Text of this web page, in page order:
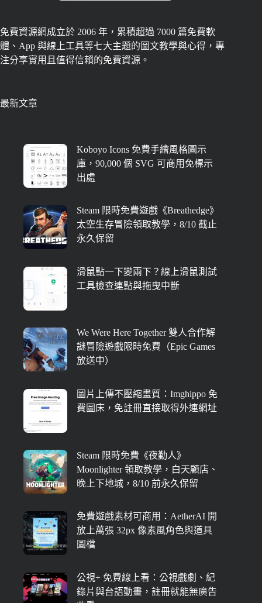
免費資源網成立於 2006 年，累積超過 7000 篇免費軟
體、App 與線上工具等七大主題的圖文教學與心得，專
注分享實用且值得信賴的免費資源。
最新文章
Koboyo Icons 免費手繪風格圖示
庫，90,000 個 SVG 可商用免標示
出處
Steam 限時免費遊戲《Breathedge》
太空生存冒險領取教學，8/10 截止
永久保留
滑鼠點一下變兩下？線上滑鼠測試
工具檢查連點與拖曳中斷
We Were Here Together 雙人合作解
謎冒險遊戲限時免費（Epic Games
放送中）
圖片上傳不壓縮畫質：Imghippo 免
費圖床，免註冊直接取得外連網址
Steam 限時免費《夜勤人》
Moonlighter 領取教學，白天顧店、
晚上下地城，8/10 前永久保留
免費遊戲素材可商用：AetherAI 開
放上萬張 32px 像素風角色與道具
圖檔
公視+ 免費線上看：公視戲劇、紀
錄片與台語動畫，註冊就能無廣告